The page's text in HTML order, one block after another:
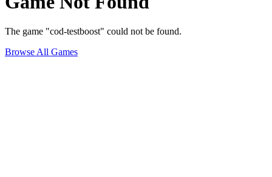
The game "cod-testboost" could not be found.
Browse All Games